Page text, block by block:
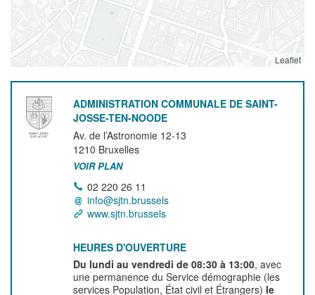
Leaflet
ADMINISTRATION COMMUNALE DE SAINT-
JOSSE-TEN-NOODE
Av. de l’Astronomie 12-13
1210 Bruxelles
VOIR PLAN
02 220 26 11
info@sjtn.brussels
www.sjtn.brussels
HEURES D'OUVERTURE
Du lundi au vendredi de 08:30 à 13:00, avec
une permanence du Service démographie (les
services Population, État civil et Étrangers) le